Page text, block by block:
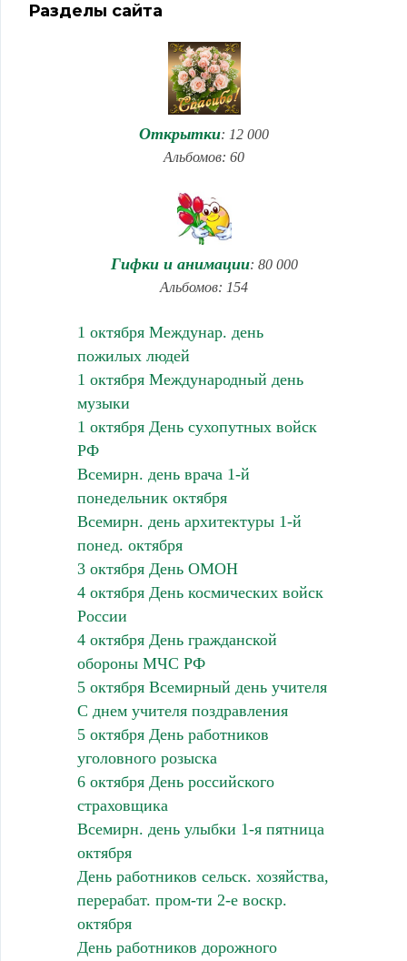
Разделы сайта
Открытки: 12 000
Альбомов: 60
Гифки и анимации: 80 000
Альбомов: 154
1 октября Междунар. день
пожилых людей
1 октября Международный день
музыки
1 октября День сухопутных войск
РФ
Всемирн. день врача 1-й
понедельник октября
Всемирн. день архитектуры 1-й
понед. октября
3 октября День ОМОН
4 октября День космических войск
России
4 октября День гражданской
обороны МЧС РФ
5 октября Всемирный день учителя
С днем учителя поздравления
5 октября День работников
уголовного розыска
6 октября День российского
страховщика
Всемирн. день улыбки 1-я пятница
октября
День работников сельск. хозяйства,
перерабат. пром-ти 2-е воскр.
октября
День работников дорожного